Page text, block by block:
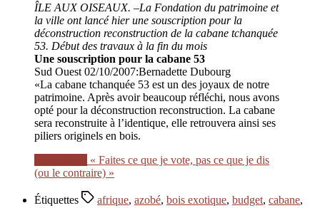
ÎLE AUX OISEAUX. –La Fondation du patrimoine et
la ville ont lancé hier une souscription pour la
déconstruction reconstruction de la cabane tchanquée
53. Début des travaux à la fin du mois
Une souscription pour la cabane 53
Sud Ouest 02/10/2007:Bernadette Dubourg
«La cabane tchanquée 53 est un des joyaux de notre
patrimoine. Après avoir beaucoup réfléchi, nous avons
opté pour la déconstruction reconstruction. La cabane
sera reconstruite à l’identique, elle retrouvera ainsi ses
piliers originels en bois.
« Faites ce que je vote, pas ce que je dis
(ou le contraire) »
Étiquettes afrique, azobé, bois exotique, budget, cabane,